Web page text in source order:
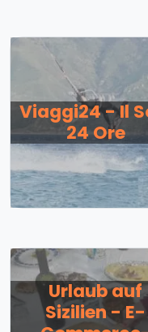
Viaggi24 - Il
24 Ore
Urlaub auf
Sizilien - E-